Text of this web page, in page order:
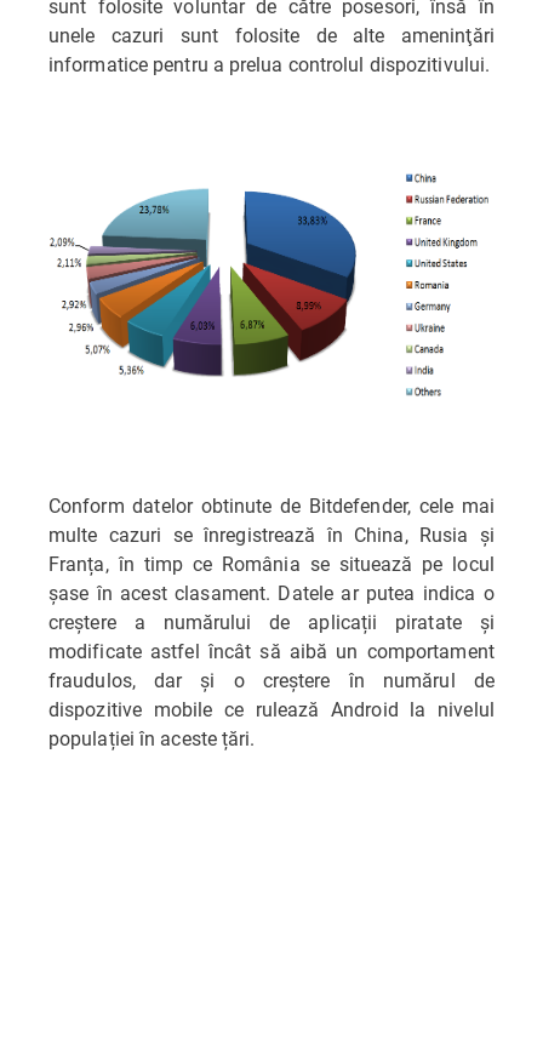
sunt folosite voluntar de către posesori, însă în
unele cazuri sunt folosite de alte ameninţări
informatice pentru a prelua controlul dispozitivului.
Conform datelor obtinute de Bitdefender, cele mai
multe cazuri se înregistrează în China, Rusia și
Franța, în timp ce România se situează pe locul
șase în acest clasament. Datele ar putea indica o
creștere a numărului de aplicații piratate și
modificate astfel încât să aibă un comportament
fraudulos, dar și o creştere în numărul de
dispozitive mobile ce rulează Android la nivelul
populației în aceste țări.